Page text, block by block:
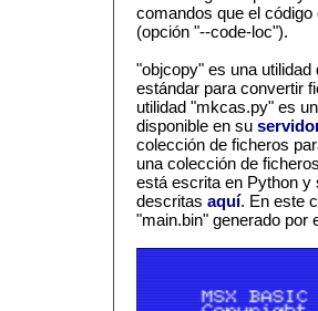
comandos que el
(opción "--code-loc").
"objcopy" es una
estándar para convertir
utilidad "mkcas.py" es
disponible en su
colección de ficheros
una colección de
está escrita en Python
descritas aquí. En este
"main.bin" generado por